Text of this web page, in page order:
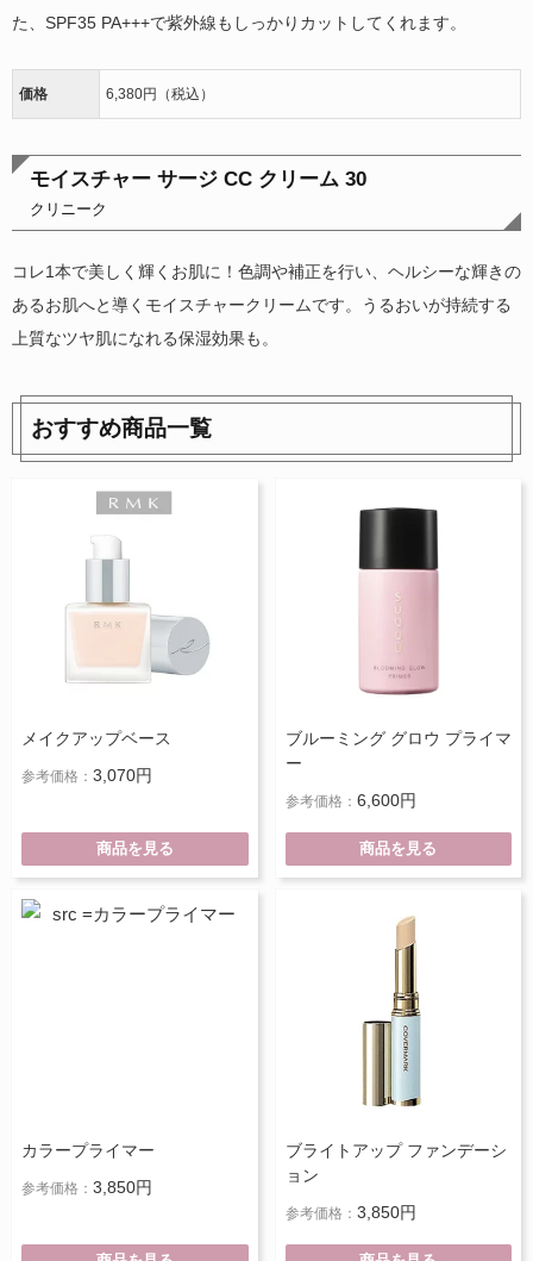
た、SPF35 PA+++で紫外線もしっかりカットしてくれます。
価格 6,380円（税込）
モイスチャー サージ CC クリーム 30
クリニーク
コレ1本で美しく輝くお肌に！色調や補正を行い、ヘルシーな輝きの
あるお肌へと導くモイスチャークリームです。うるおいが持続する
上質なツヤ肌になれる保湿効果も。
おすすめ商品一覧
メイクアップベース
参考価格： 3,070円
商品を見る
ブルーミング グロウ プライマ
ー
参考価格： 6,600円
商品を見る
カラープライマー
参考価格： 3,850円
ブライトアップ ファンデーシ
ョン
参考価格： 3,850円